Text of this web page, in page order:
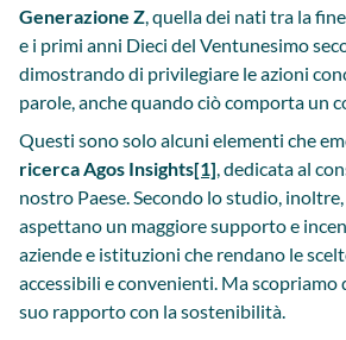
Generazione Z, quella dei nati tra la
e i primi anni Dieci del Ventunesimo
dimostrando di privilegiare le azioni
parole, anche quando ciò comporta un
Questi sono solo alcuni elementi che
ricerca Agos Insights[1], dedicata al
nostro Paese. Secondo lo studio,
aspettano un maggiore supporto e
aziende e istituzioni che rendano le
accessibili e convenienti. Ma scopriamo
suo rapporto con la sostenibilità.